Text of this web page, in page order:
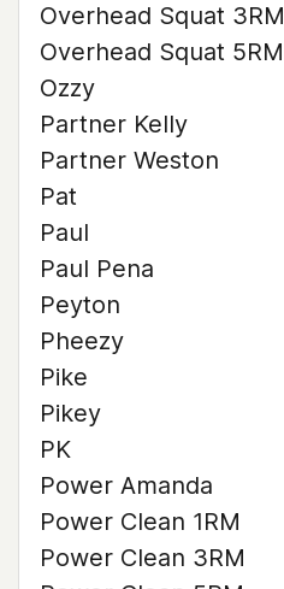
Overhead Squat 3RM
Overhead Squat 5RM
Ozzy
Partner Kelly
Partner Weston
Pat
Paul
Paul Pena
Peyton
Pheezy
Pike
Pikey
PK
Power Amanda
Power Clean 1RM
Power Clean 3RM